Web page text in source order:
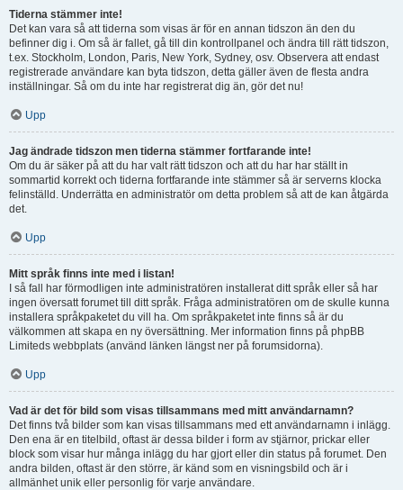
Tiderna stämmer inte!
Det kan vara så att tiderna som visas är för en annan tidszon än den du
befinner dig i. Om så är fallet, gå till din kontrollpanel och ändra till rätt tidszon,
t.ex. Stockholm, London, Paris, New York, Sydney, osv. Observera att endast
registrerade användare kan byta tidszon, detta gäller även de flesta andra
inställningar. Så om du inte har registrerat dig än, gör det nu!
Upp
Jag ändrade tidszon men tiderna stämmer fortfarande inte!
Om du är säker på att du har valt rätt tidszon och att du har har ställt in
sommartid korrekt och tiderna fortfarande inte stämmer så är serverns klocka
felinställd. Underrätta en administratör om detta problem så att de kan åtgärda
det.
Upp
Mitt språk finns inte med i listan!
I så fall har förmodligen inte administratören installerat ditt språk eller så har
ingen översatt forumet till ditt språk. Fråga administratören om de skulle kunna
installera språkpaketet du vill ha. Om språkpaketet inte finns så är du
välkommen att skapa en ny översättning. Mer information finns på phpBB
Limiteds webbplats (använd länken längst ner på forumsidorna).
Upp
Vad är det för bild som visas tillsammans med mitt användarnamn?
Det finns två bilder som kan visas tillsammans med ett användarnamn i inlägg.
Den ena är en titelbild, oftast är dessa bilder i form av stjärnor, prickar eller
block som visar hur många inlägg du har gjort eller din status på forumet. Den
andra bilden, oftast är den större, är känd som en visningsbild och är i
allmänhet unik eller personlig för varje användare.